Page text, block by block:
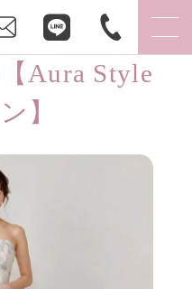
Aura Style
】